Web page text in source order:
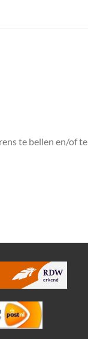
te bellen en/of te